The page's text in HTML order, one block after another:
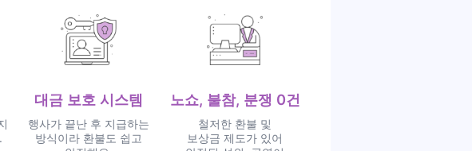
대금 보호 시스템
행사가 끝난 후 지급하는
방식이라 환불도 쉽고
노쇼, 불참, 분쟁 0건
철저한 환불 및
보상금 제도가 있어